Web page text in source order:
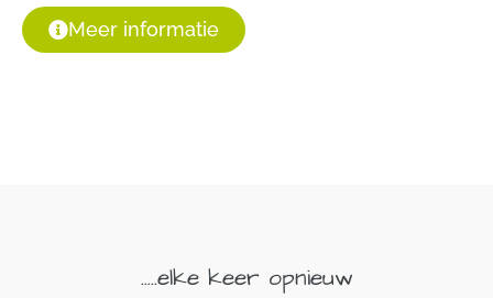
Meer informatie
…..elke keer opnieuw